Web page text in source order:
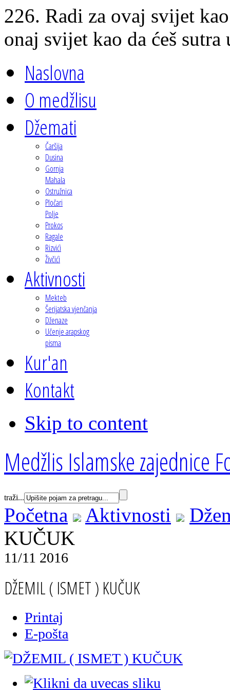
226. Radi za ovaj svijet
onaj svijet kao da ćeš
Naslovna
O medžlisu
Džemati
Čaršija
Dusina
Gornja
Mahala
Ostružnica
Pločari
Polje
Prokos
Ragale
Rizvići
Živčići
Aktivnosti
Mekteb
Šerijatska vjenčanja
Dženaze
Učenje arapskog
pisma
Kur'an
Kontakt
Skip to content
Medžlis Islamske zajednice
traži...
Početna Aktivnosti
KUČUK
11/11 2016
DŽEMIL ( ISMET ) KUČUK
Printaj
E-pošta